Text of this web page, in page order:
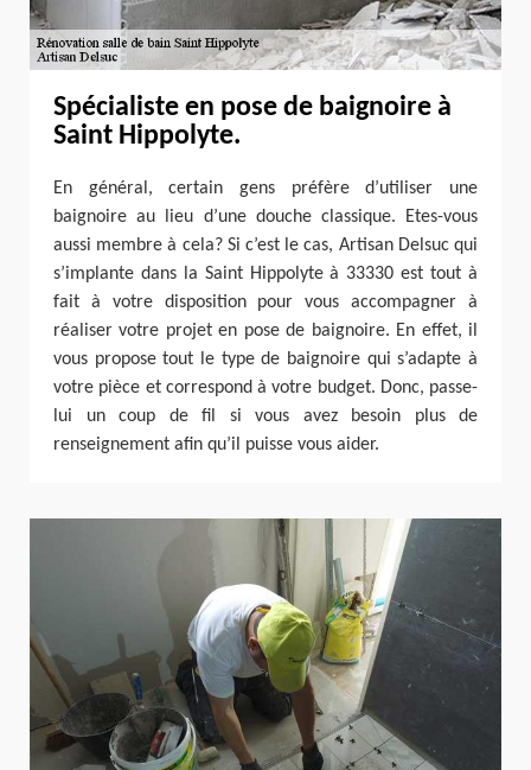
Spécialiste en pose de baignoire à
Saint Hippolyte.
En général, certain gens préfère d’utiliser une
baignoire au lieu d’une douche classique. Etes-vous
aussi membre à cela? Si c’est le cas, Artisan Delsuc qui
s’implante dans la Saint Hippolyte à 33330 est tout à
fait à votre disposition pour vous accompagner à
réaliser votre projet en pose de baignoire. En effet, il
vous propose tout le type de baignoire qui s’adapte à
votre pièce et correspond à votre budget. Donc, passe-
lui un coup de fil si vous avez besoin plus de
renseignement afin qu’il puisse vous aider.